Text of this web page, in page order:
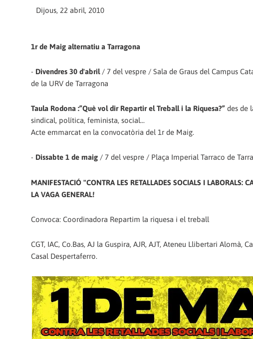
Dijous, 22 abril, 2010
1r de Maig alternatiu a Tarragona
- Divendres 30 d'abril/ 7 del vespre / Sala de Graus del Campus
de la URV de Tarragona
Taula Rodona :”Què vol dir Repartir el Treball i la Riquesa?” des de
sindical, política, feminista, social...
Acte emmarcat en la convocatòria del 1r de Maig.
- Dissabte 1 de maig / 7 del vespre / Plaça Imperial Tarraco de
MANIFESTACIÓ "CONTRA LES RETALLADES SOCIALS I LABORALS:
LA VAGA GENERAL!
Convoca: Coordinadora Repartim la riquesa i el treball
CGT, IAC, Co.Bas, AJ la Guspira, AJR, AJT, Ateneu Llibertari Alomà,
Casal Despertaferro.